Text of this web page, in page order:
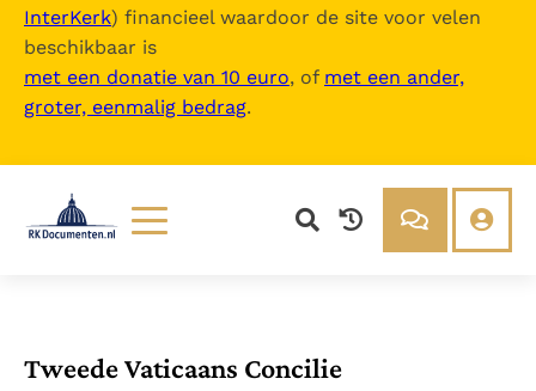
InterKerk) financieel waardoor de site voor velen
beschikbaar is
met een donatie van 10 euro, of met een ander,
groter, eenmalig bedrag.
Thema’s
Doneren
Tweede Vaticaans Concilie